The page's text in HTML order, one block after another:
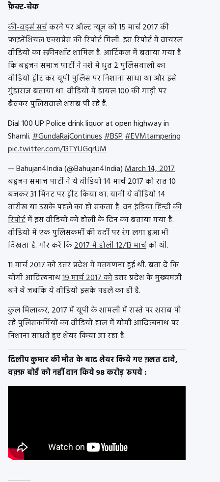
फ़ैक्ट-चेक
की-वर्ड्स सर्चकरने पर ऑल्ट न्यूज़ को 15 मार्च 2017 की
फ़ाइनेंशियल एक्सप्रेस की रिपोर्टमिली. इस रिपोर्ट में वायरल
वीडियो का स्क्रीनशॉट शामिल है. आर्टिकल में बताया गया है
कि बहुजन समाज पार्टी ने नशे में धुत 2 पुलिसवालों का
वीडियो ट्वीट कर यूपी पुलिस पर निशाना साधा था और इसे
गुंडाराज बताया था. वीडियो में डायल 100 की गाड़ी पर
बैठकर पुलिसवाले शराब पी रहे हैं.
Dial 100 UP Police drink liquor at open highway in
Shamli.#GundaRajContinues#BSP#EVMtampering
pic.twitter.com/13TYUGqrUM
— Bahujan4India (@Bahujan4India)March 14, 2017
बहुजन समाज पार्टी ने ये वीडियो 14 मार्च 2017 को रात 10
बजकर 31 मिनट पर ट्वीट किया था. यानी ये वीडियो 14
तारीख या उसके पहले का हो सकता है.वन इंडिया हिन्दी की
रिपोर्टमें इस वीडियो को होली के दिन का बताया गया है.
वीडियो में एक पुलिसकर्मी की वर्दी पर रंग लगा हुआ भी
दिखता है. गौर करें कि2017 में होली 12/13 मार्चको थी.
11 मार्च 2017 कोउत्तर प्रदेश में मतगणनाहुई थी. बता दें कि
योगी आदित्यनाथ19 मार्च 2017 कोउत्तर प्रदेश के मुख्यमंत्री
बने थे जबकि ये वीडियो इसके पहले का ही है.
कुल मिलाकर, 2017 में यूपी के शामली में रास्ते पर शराब पी
रहे पुलिसकर्मियों का वीडियो हाल में योगी आदित्यनाथ पर
निशाना साधते हुए शेयर किया जा रहा है.
दिलीप कुमार की मौत के बाद शेयर किये गए ग़लत दावे,
वक़्फ़ बोर्ड को नहीं दान किये 98 करोड़ रुपये :